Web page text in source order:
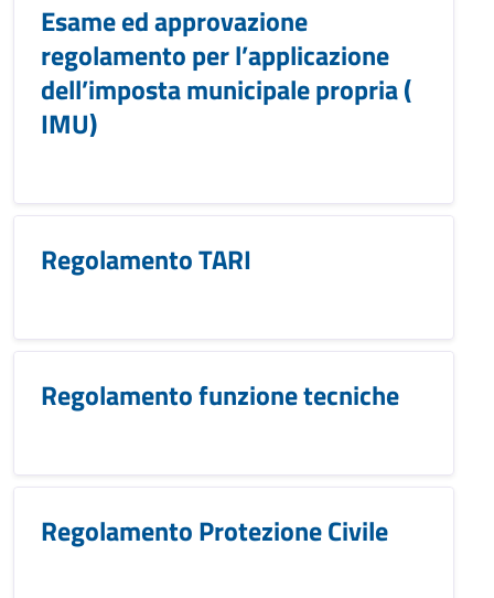
Esame ed approvazione
regolamento per l’applicazione
dell’imposta municipale propria (
IMU)
Regolamento TARI
Regolamento funzione tecniche
Regolamento Protezione Civile